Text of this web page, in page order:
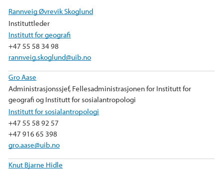
Rannveig Øvrevik Skoglund
Instituttleder
Institutt for geografi
+47 55 58 34 98
rannveig.skoglund@uib.no
Gro Aase
Administrasjonssjef, Fellesadministrasjonen for Institutt for
geografi og Institutt for sosialantropologi
Institutt for sosialantropologi
+47 55 58 92 57
+47 916 65 398
gro.aase@uib.no
Knut Bjarne Hidle